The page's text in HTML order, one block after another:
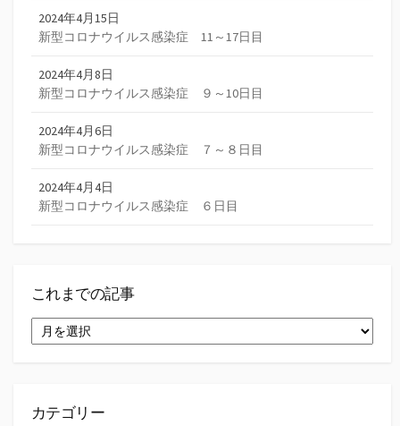
2024年4月15日
新型コロナウイルス感染症 11～17日目
2024年4月8日
新型コロナウイルス感染症 ９～10日目
2024年4月6日
新型コロナウイルス感染症 ７～８日目
2024年4月4日
新型コロナウイルス感染症 ６日目
これまでの記事
れ
記
カテゴリー